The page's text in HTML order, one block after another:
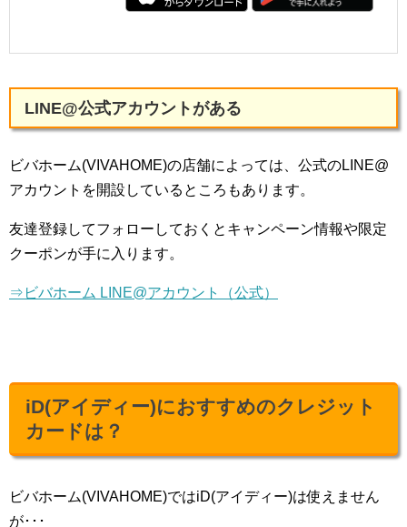
LINE@公式アカウントがある
ビバホーム(VIVAHOME)の店舗によっては、公式のLINE@
アカウントを開設しているところもあります。
友達登録してフォローしておくとキャンペーン情報や限定
クーポンが手に入ります。
⇒ビバホーム LINE@アカウント（公式）
iD(アイディー)におすすめのクレジット
カードは？
ビバホーム(VIVAHOME)ではiD(アイディー)は使えません
が･･･